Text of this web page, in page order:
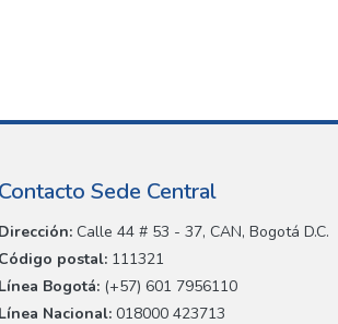
Contacto Sede Central
Dirección: Calle 44 # 53 - 37, CAN, Bogotá D.C.
Código postal: 111321
Línea Bogotá: (+57) 601 7956110
Línea Nacional: 018000 423713